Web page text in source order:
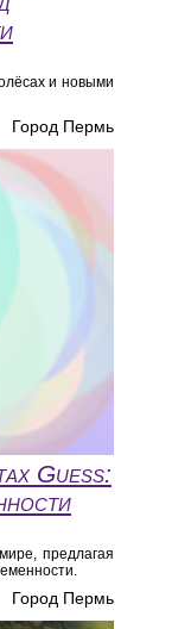
и новыми
Город Пермь
Guess:
предлагая
Город Пермь